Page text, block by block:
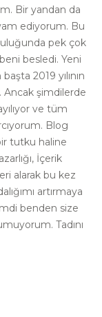
Bir yandan da
ediyorum. Bu
pek çok
besledi. Yeni
2019 yılının
Ancak şimdilerde
ve tüm
Blog
tutku haline
İçerik
alarak bu kez
artırmaya
benden size
Tadını